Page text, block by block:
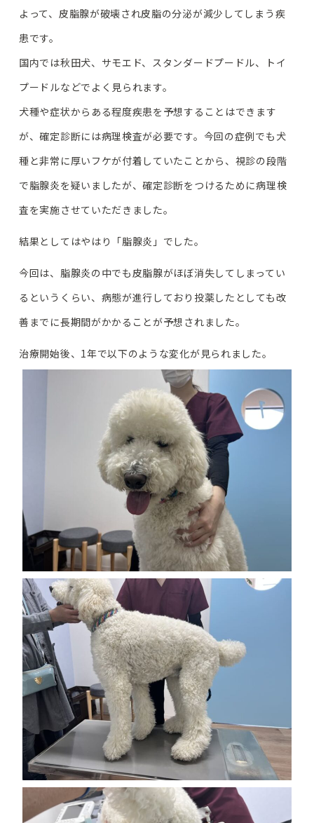
よって、皮脂腺が破壊され皮脂の分泌が減少してしまう疾
患です。
国内では秋田犬、サモエド、スタンダードプードル、トイ
プードルなどでよく見られます。
犬種や症状からある程度疾患を予想することはできます
が、確定診断には病理検査が必要です。今回の症例でも犬
種と非常に厚いフケが付着していたことから、視診の段階
で脂腺炎を疑いましたが、確定診断をつけるために病理検
査を実施させていただきました。
結果としてはやはり「脂腺炎」でした。
今回は、脂腺炎の中でも皮脂腺がほぼ消失してしまってい
るというくらい、病態が進行しており投薬したとしても改
善までに長期間がかかることが予想されました。
治療開始後、1年で以下のような変化が見られました。